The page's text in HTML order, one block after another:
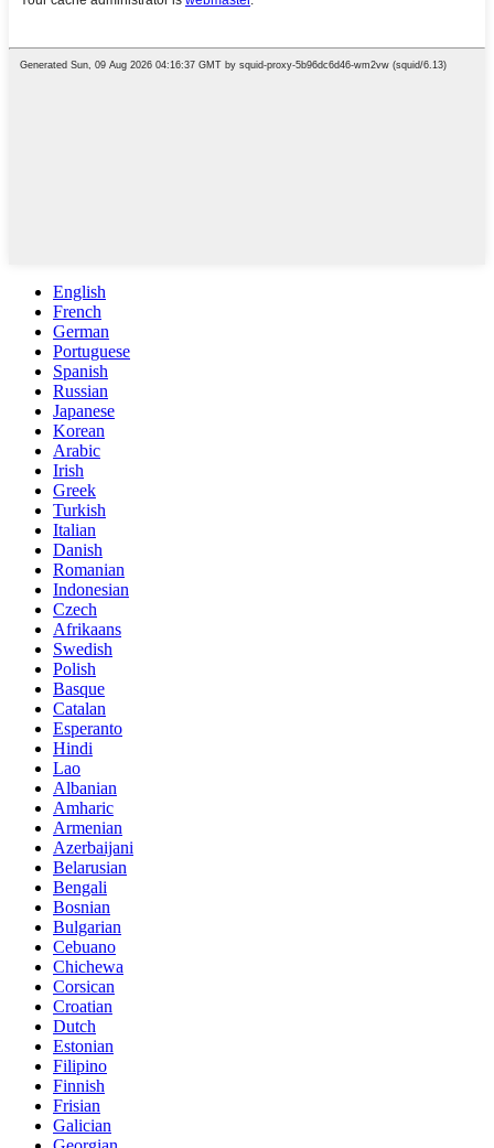
English
French
German
Portuguese
Spanish
Russian
Japanese
Korean
Arabic
Irish
Greek
Turkish
Italian
Danish
Romanian
Indonesian
Czech
Afrikaans
Swedish
Polish
Basque
Catalan
Esperanto
Hindi
Lao
Albanian
Amharic
Armenian
Azerbaijani
Belarusian
Bengali
Bosnian
Bulgarian
Cebuano
Chichewa
Corsican
Croatian
Dutch
Estonian
Filipino
Finnish
Frisian
Galician